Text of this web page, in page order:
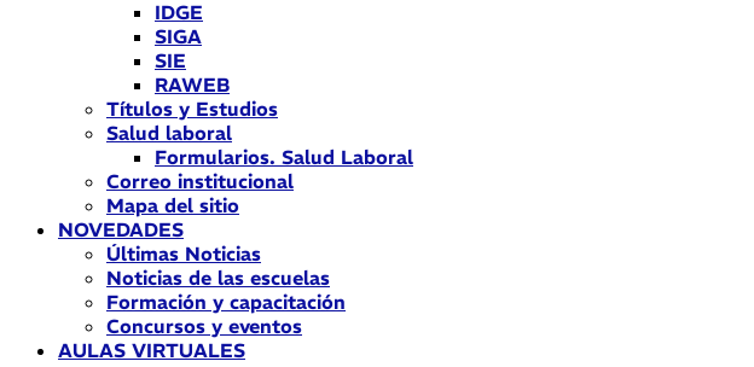
IDGE
SIGA
SIE
RAWEB
Títulos y Estudios
Salud laboral
Formularios. Salud Laboral
Correo institucional
Mapa del sitio
NOVEDADES
Últimas Noticias
Noticias de las escuelas
Formación y capacitación
Concursos y eventos
AULAS VIRTUALES